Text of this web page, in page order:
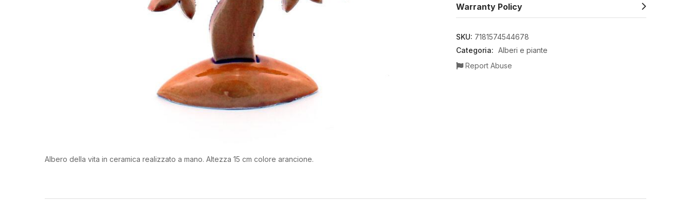
Warranty Policy
SKU: 7181574544678
Categoria: Alberi e piante
Report Abuse
Albero della vita in ceramica realizzato a mano. Altezza 15 cm colore arancione.